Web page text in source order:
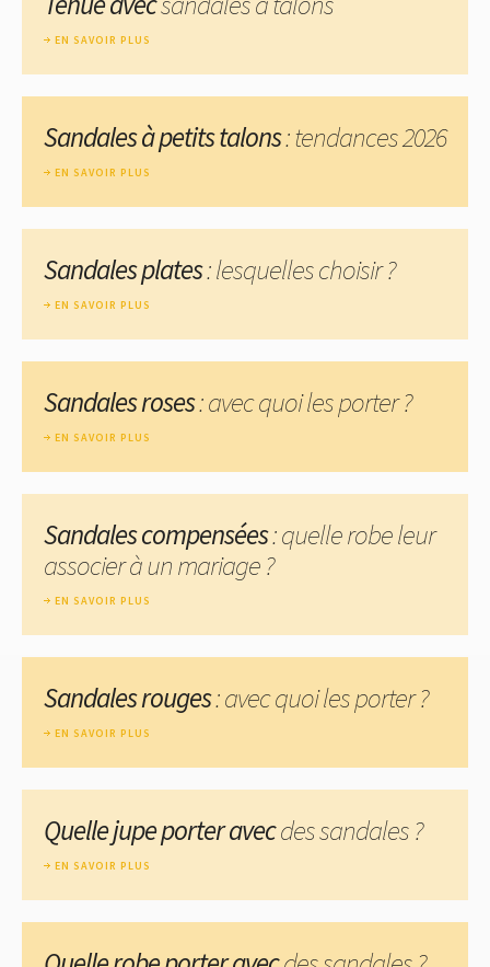
EN SAVOIR PLUS
Sandales à petits talons: tendances 2026
EN SAVOIR PLUS
Sandales plates: lesquelles choisir ?
EN SAVOIR PLUS
Sandales roses: avec quoi les porter ?
EN SAVOIR PLUS
Sandales compensées: quelle robe leur
associer à un mariage ?
EN SAVOIR PLUS
Sandales rouges: avec quoi les porter ?
EN SAVOIR PLUS
Quelle jupe porter avecdes sandales ?
EN SAVOIR PLUS